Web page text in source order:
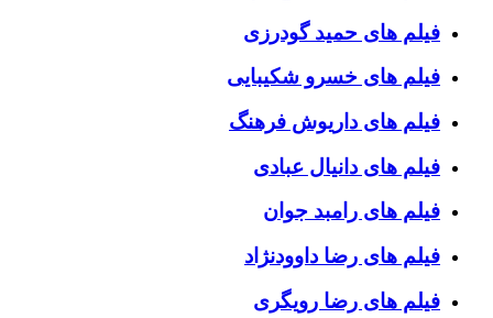
فیلم های حمید گودرزی
فیلم های خسرو شکیبایی
فیلم های داریوش فرهنگ
فیلم های دانیال عبادی
فیلم های رامبد جوان
فیلم های رضا داوودنژاد
فیلم های رضا رویگری